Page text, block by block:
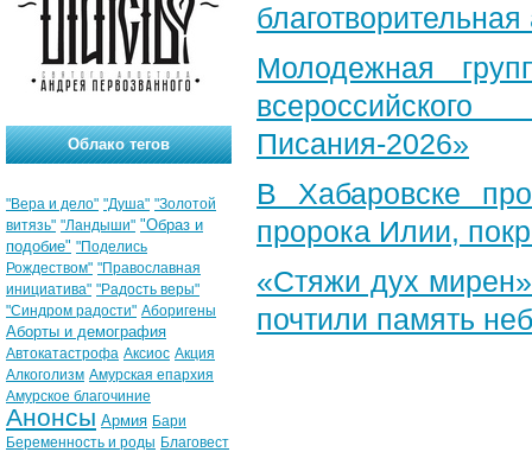
Молодежная
Писания-2026»
В Хабаровске
пророка Илии,
«Стяжи дух
почтили память
Облако тегов
"Вера и дело" "Душа" "Золотой
витязь" "Ландыши" "Образ и
подобие" "Поделись
Рождеством" "Православная
инициатива" "Радость веры"
"Синдром радости" Аборигены
Аборты и демография
Автокатастрофа Аксиос Акция
Алкоголизм Амурская епархия
Амурское благочиние
Анонсы Армия Бари
Беременность и роды Благовест